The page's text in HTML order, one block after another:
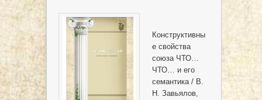
Конструктивны
е свойства
союза ЧТО…
ЧТО… и его
семантика / В.
Н. Завьялов,